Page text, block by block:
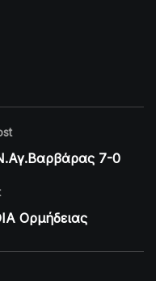
7-0
Ορμήδειας